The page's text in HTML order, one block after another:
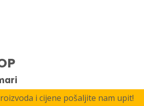
i cijene pošaljite nam upit!